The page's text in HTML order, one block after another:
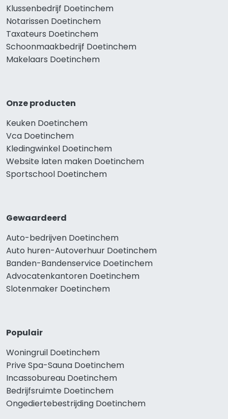
Klussenbedrijf Doetinchem
Notarissen Doetinchem
Taxateurs Doetinchem
Schoonmaakbedrijf Doetinchem
Makelaars Doetinchem
Onze producten
Keuken Doetinchem
Vca Doetinchem
Kledingwinkel Doetinchem
Website laten maken Doetinchem
Sportschool Doetinchem
Gewaardeerd
Auto-bedrijven Doetinchem
Auto huren-Autoverhuur Doetinchem
Banden-Bandenservice Doetinchem
Advocatenkantoren Doetinchem
Slotenmaker Doetinchem
Populair
Woningruil Doetinchem
Prive Spa-Sauna Doetinchem
Incassobureau Doetinchem
Bedrijfsruimte Doetinchem
Ongediertebestrijding Doetinchem